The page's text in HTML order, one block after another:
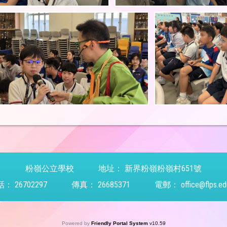
粉嶺公立學校 地址：
新界粉嶺粉嶺村651號
： 26702297 傳真： 26685371 電郵：
Powered by Friendly Portal System v10.59